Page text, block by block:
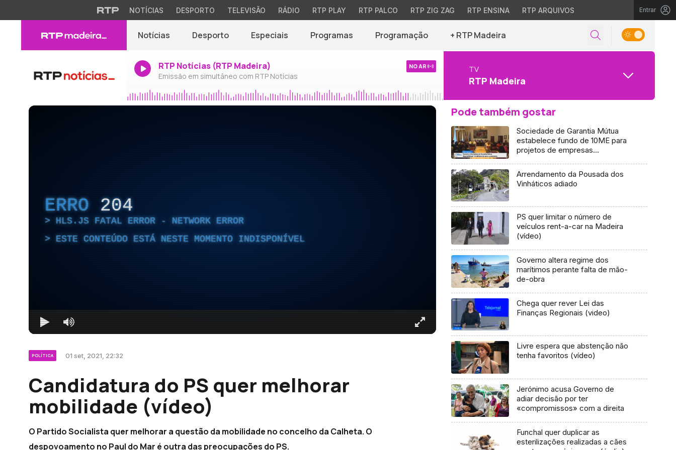
NOTÍCIAS DESPORTO TELEVISÃO RÁDIO RTP PLAY RTP PALCO RTP ZIG ZAG RTP ENSINA RTP ARQUIVOS Entrar
Notícias Desporto Especiais Programas Programação + RTP Madeira
RTP Notícias (RTP Madeira)
Emissão em simultâneo com RTP Notícias
NO AR TV
RTP Madeira
ERRO 204
HLS.JS FATAL ERROR - NETWORK ERROR
ESTE CONTEÚDO ESTÁ NESTE MOMENTO INDISPONÍVEL
POLÍTICA 01 set, 2021, 22:32
Candidatura do PS quer melhorar
mobilidade (vídeo)
O Partido Socialista quer melhorar a questão da mobilidade no concelho da Calheta. O
despovoamento no Paul do Mar é outra das preocupações do PS.
Pode também gostar
Sociedade de Garantia Mútua
estabelece fundo de 10ME para
projetos de empresas
Arrendamento da Pousada dos
Vinháticos adiado
PS quer limitar o número de
veículos rent-a-car na Madeira
(vídeo)
Governo altera regime dos
marítimos perante falta de mão-
de-obra
Chega quer rever Lei das
Finanças Regionais (video)
Livre espera que abstenção não
tenha favoritos (vídeo)
Jerónimo acusa Governo de
adiar decisão por ter
«compromissos» com a direita
Funchal quer duplicar as
esterilizações realizadas a cães